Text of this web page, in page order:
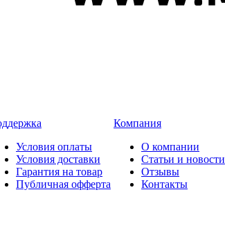
Условия оплаты
Условия доставки
Гарантия на товар
Публичная офферта
Компания
О компании
Статьи и новости
Отзывы
Контакты